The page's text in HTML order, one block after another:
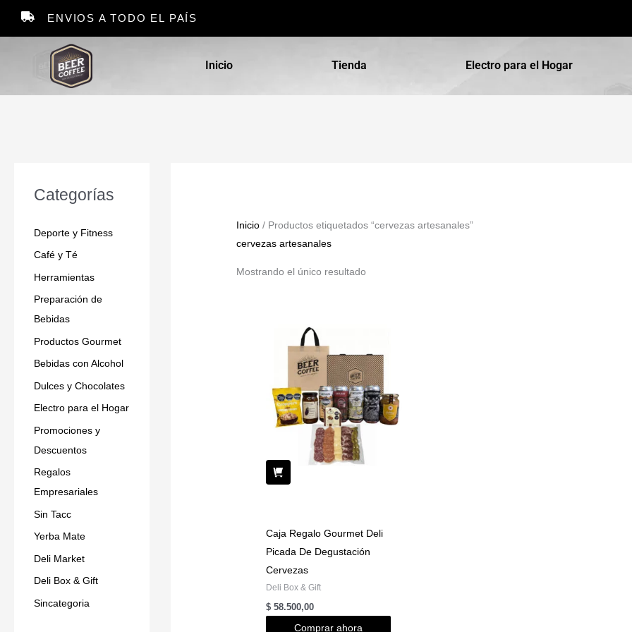
ENVIOS A TODO EL PAÍS
Inicio Tienda Electro para el Hogar
Categorías
Deporte y Fitness
Café y Té
Herramientas
Preparación de
Bebidas
Productos Gourmet
Bebidas con Alcohol
Dulces y Chocolates
Electro para el Hogar
Promociones y
Descuentos
Regalos
Empresariales
Sin Tacc
Yerba Mate
Deli Market
Deli Box & Gift
Sincategoria
Inicio / Productos etiquetados “cervezas artesanales”
cervezas artesanales
Mostrando el único resultado
Caja Regalo Gourmet Deli
Picada De Degustación
Cervezas
Deli Box & Gift
$ 58.500,00
Comprar ahora